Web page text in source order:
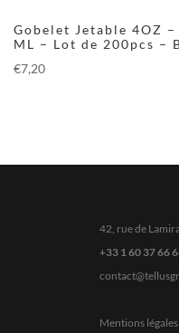
Gobelet Jetable 4OZ –
ML – Lot de 200pcs –
€7,20
42, rue de
+33 1 60 37 66
Mentions légales